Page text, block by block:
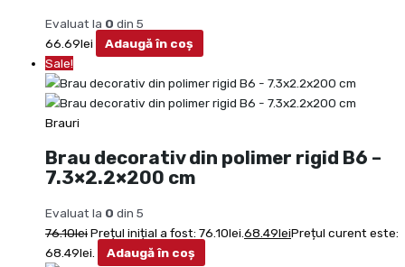
Evaluat la 0 din 5
66.69lei
Adaugă în coș
Sale!
Brauri
Brau decorativ din polimer rigid B6 –
7.3×2.2×200 cm
Evaluat la 0 din 5
76.10leiPrețul inițial a fost: 76.10lei. 68.49leiPrețul curent este:
68.49lei.
Adaugă în coș